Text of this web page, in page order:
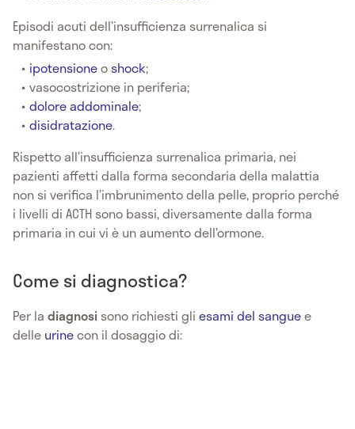
Episodi acuti dell’insufficienza surrenalica si
manifestano con:
ipotensioneoshock;
vasocostrizione in periferia;
dolore addominale;
disidratazione.
Rispetto all’insufficienza surrenalica primaria, nei
pazienti affetti dalla forma secondaria della malattia
non si verifica l’imbrunimento della pelle, proprio perché
i livelli di ACTH sono bassi, diversamente dalla forma
primaria in cui vi è un aumento dell’ormone.
Come si diagnostica?
Per la diagnosi sono richiesti gli esami del sanguee
delle urinecon il dosaggio di: